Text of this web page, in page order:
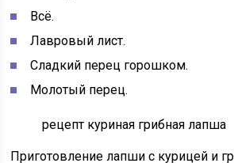
Всё.
Лавровый лист.
Сладкий перец горошком.
Молотый перец.
рецепт куриная грибная лапша
Приготовление лапши с курицей и